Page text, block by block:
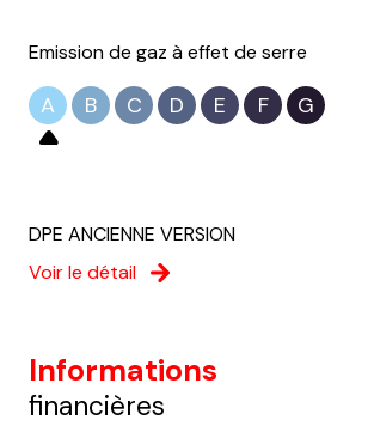
Emission de gaz à effet de serre
A B C D E F G
DPE ANCIENNE VERSION
Voir le détail
Informations
financières